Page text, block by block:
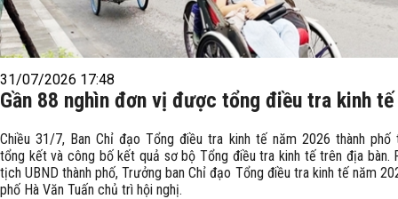
31/07/2026 17:48
Gần 88 nghìn đơn vị được tổng điều tra kinh tế
Chiều 31/7, Ban Chỉ đạo Tổng điều tra kinh tế năm 2026 thành
tổng kết và công bố kết quả sơ bộ Tổng điều tra kinh tế trên địa bàn.
tịch UBND thành phố, Trưởng ban Chỉ đạo Tổng điều tra kinh tế năm
phố Hà Văn Tuấn chủ trì hội nghị.